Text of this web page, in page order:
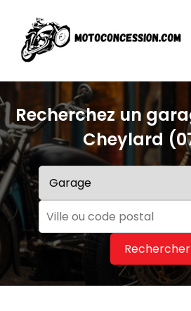
Recherchez un
Cheylard
Rechercher